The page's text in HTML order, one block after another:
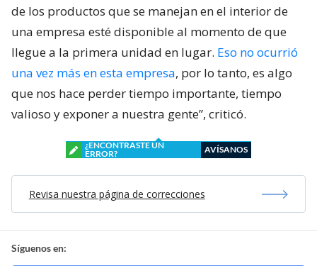
de los productos que se manejan en el interior de
una empresa esté disponible al momento de que
llegue a la primera unidad en lugar. Eso no ocurrió
una vez más en esta empresa, por lo tanto, es algo
que nos hace perder tiempo importante, tiempo
valioso y exponer a nuestra gente”, criticó.
¿ENCONTRASTE UN
ERROR?
AVÍSANOS
Revisa nuestra página de correcciones
Síguenos en: